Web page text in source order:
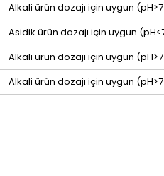
Alkali ürün dozajı için uygun
Asidik ürün dozajı için uygun
Alkali ürün dozajı için uygun
Alkali ürün dozajı için uygun